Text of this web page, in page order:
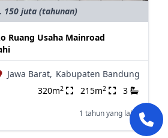
150 juta (tahunan)
Ruang Usaha Mainroad
Jawa Barat, Kabupaten Bandung
320m2 215m2 3
1 tahun yang lalu